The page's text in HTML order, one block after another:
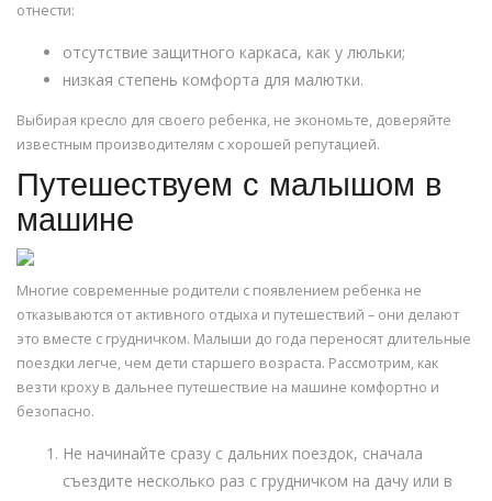
отнести:
отсутствие защитного каркаса, как у люльки;
низкая степень комфорта для малютки.
Выбирая кресло для своего ребенка, не экономьте, доверяйте
известным производителям с хорошей репутацией.
Путешествуем с малышом в
машине
Многие современные родители с появлением ребенка не
отказываются от активного отдыха и путешествий – они делают
это вместе с грудничком. Малыши до года переносят длительные
поездки легче, чем дети старшего возраста. Рассмотрим, как
везти кроху в дальнее путешествие на машине комфортно и
безопасно.
Не начинайте сразу с дальних поездок, сначала
съездите несколько раз с грудничком на дачу или в